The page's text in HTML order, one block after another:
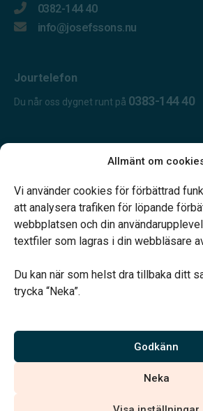
Allmänt om
Vi använder cookies för förbättrad
att analysera trafiken för löpande
webbplatsen och din
textfiler som lagras i din webbläsare
Du kan när som helst dra tillbaka ditt
trycka “Neka”.
Godkänn
Neka
0382-144 40
info@josefssons.nu
Jourtelefon
Du når oss dygnet runt på 0383-144 40
Telefonjour dygnet runt.
Vårt systerbolag Verahill hjälper dig med
Vi är auktoriserade av Sveriges
har högt ställda krav på utbildning,